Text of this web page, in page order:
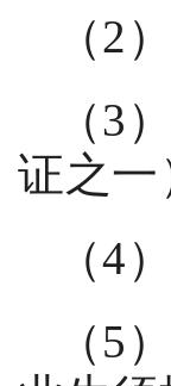
（2
（3
证之
（4
（5